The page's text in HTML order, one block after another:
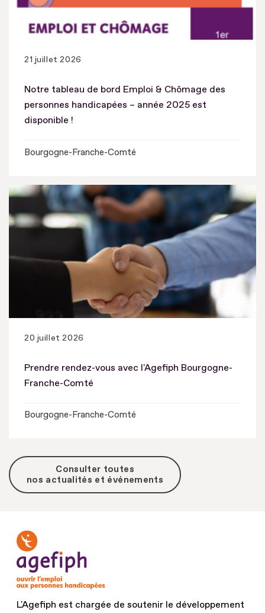
21 juillet 2026
Notre tableau de bord Emploi & Chômage des
personnes handicapées – année 2025 est
disponible !
Bourgogne-Franche-Comté
20 juillet 2026
Prendre rendez-vous avec l'Agefiph Bourgogne-
Franche-Comté
Bourgogne-Franche-Comté
Consulter toutes
nos actualités et événements
L'Agefiph est chargée de soutenir le développement